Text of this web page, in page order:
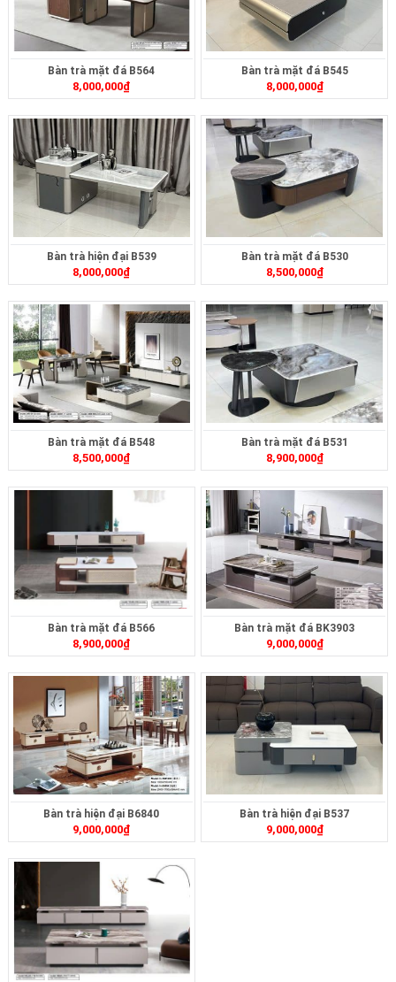
Bàn trà mặt đá B564
8,000,000₫
Bàn trà mặt đá B545
8,000,000₫
Bàn trà hiện đại B539
8,000,000₫
Bàn trà mặt đá B530
8,500,000₫
Bàn trà mặt đá B548
8,500,000₫
Bàn trà mặt đá B531
8,900,000₫
Bàn trà mặt đá B566
8,900,000₫
Bàn trà mặt đá BK3903
9,000,000₫
Bàn trà hiện đại B6840
9,000,000₫
Bàn trà hiện đại B537
9,000,000₫